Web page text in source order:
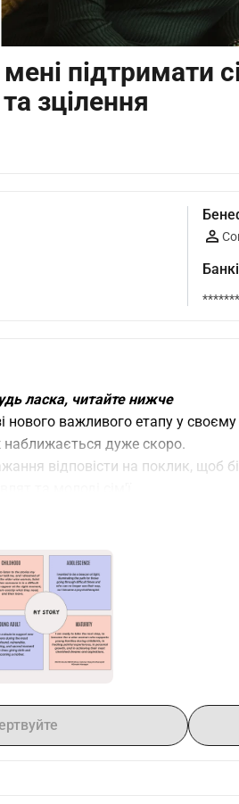
підтримати
зцілення
ласка, читайте нижче
нового важливого етапу у
дуже скоро.
відповісти на поклик, щоб
унікальну можливість взяти
в життя родин навколо нас.
в Shamanshack, у серці
традиційної акушерки, з
у мене буде можливість
племінною спільнотою.
простір, де жінки відчувають
з теплом і ніжністю,
на початку їхньої подорожі.